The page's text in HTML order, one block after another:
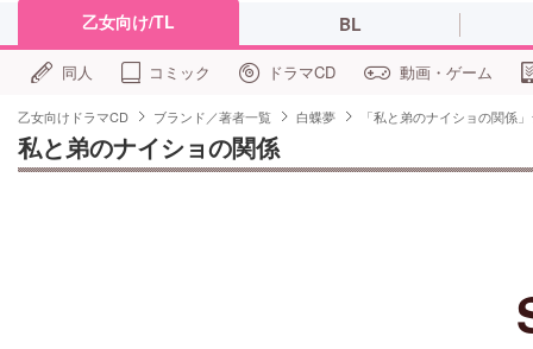
乙女向け/TL BL
同人 コミック ドラマCD 動画・ゲーム
乙女向けドラマCD ブランド／著者一覧 白蝶夢 「私と弟のナイショの関係
私と弟のナイショの関係